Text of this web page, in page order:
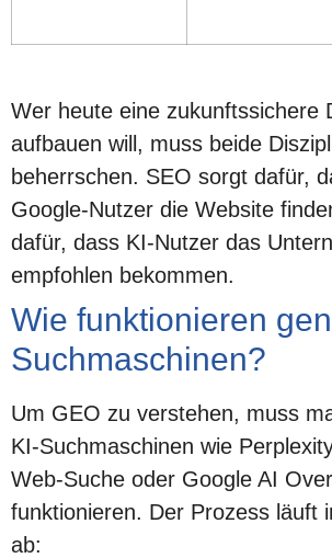
Wer heute eine zukunftssichere
aufbauen will, muss beide
beherrschen. SEO sorgt dafür,
Google-Nutzer die Website
dafür, dass KI-Nutzer das
empfohlen bekommen.
Wie funktionieren
Suchmaschinen?
Um GEO zu verstehen, muss
KI-Suchmaschinen wie
Web-Suche oder Google AI
funktionieren. Der Prozess läuft
ab: